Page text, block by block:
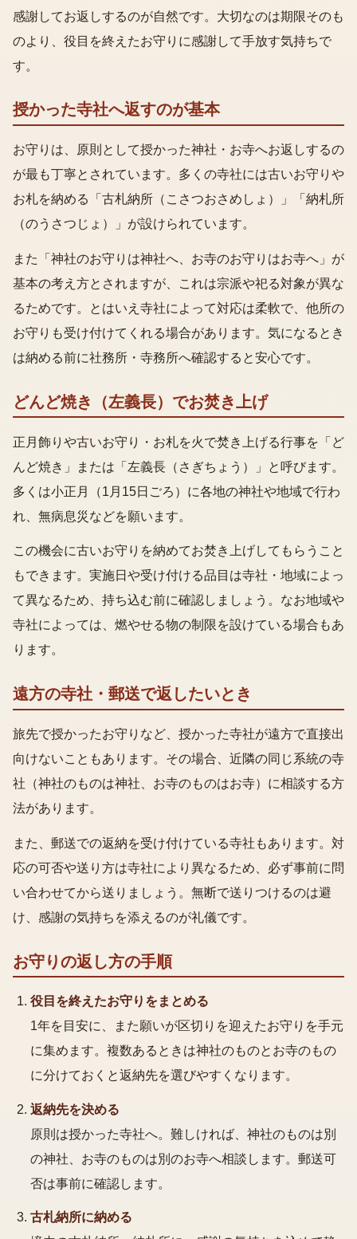
感謝してお返しするのが自然です。大切なのは期限そのも
のより、役目を終えたお守りに感謝して手放す気持ちで
す。
授かった寺社へ返すのが基本
お守りは、原則として授かった神社・お寺へお返しするの
が最も丁寧とされています。多くの寺社には古いお守りや
お札を納める「古札納所（こさつおさめしょ）」「納札所
（のうさつじょ）」が設けられています。
また「神社のお守りは神社へ、お寺のお守りはお寺へ」が
基本の考え方とされますが、これは宗派や祀る対象が異な
るためです。とはいえ寺社によって対応は柔軟で、他所の
お守りも受け付けてくれる場合があります。気になるとき
は納める前に社務所・寺務所へ確認すると安心です。
どんど焼き（左義長）でお焚き上げ
正月飾りや古いお守り・お札を火で焚き上げる行事を「ど
んど焼き」または「左義長（さぎちょう）」と呼びます。
多くは小正月（1月15日ごろ）に各地の神社や地域で行わ
れ、無病息災などを願います。
この機会に古いお守りを納めてお焚き上げしてもらうこと
もできます。実施日や受け付ける品目は寺社・地域によっ
て異なるため、持ち込む前に確認しましょう。なお地域や
寺社によっては、燃やせる物の制限を設けている場合もあ
ります。
遠方の寺社・郵送で返したいとき
旅先で授かったお守りなど、授かった寺社が遠方で直接出
向けないこともあります。その場合、近隣の同じ系統の寺
社（神社のものは神社、お寺のものはお寺）に相談する方
法があります。
また、郵送での返納を受け付けている寺社もあります。対
応の可否や送り方は寺社により異なるため、必ず事前に問
い合わせてから送りましょう。無断で送りつけるのは避
け、感謝の気持ちを添えるのが礼儀です。
お守りの返し方の手順
役目を終えたお守りをまとめる
1年を目安に、また願いが区切りを迎えたお守りを手元
に集めます。複数あるときは神社のものとお寺のもの
に分けておくと返納先を選びやすくなります。
返納先を決める
原則は授かった寺社へ。難しければ、神社のものは別
の神社、お寺のものは別のお寺へ相談します。郵送可
否は事前に確認します。
古札納所に納める